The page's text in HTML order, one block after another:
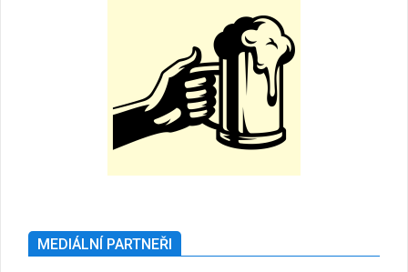
MEDIÁLNÍ PARTNEŘI